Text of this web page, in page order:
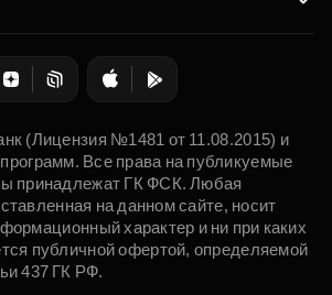
(Лицензия №1481 от 11.08.2015) и
Все права на публикуемые
принадлежат ГК ФСК. Любая
на данном сайте, носит
характер и ни при каких
публичной офертой, определяемой
437 ГК РФ.